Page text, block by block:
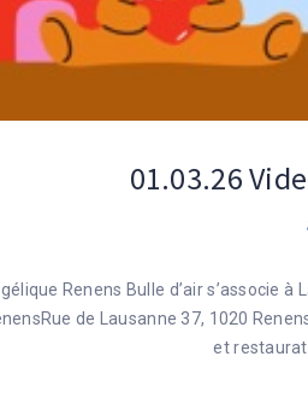
01.03.26
Renens Bulle d’air s’associe
de Lausanne 37, 1020
et